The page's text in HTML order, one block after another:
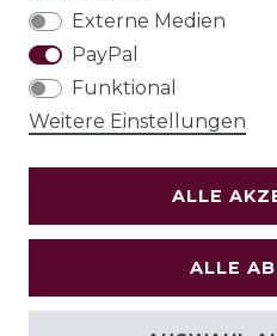
Externe Medien
PayPal
Funktional
Weitere Einstellungen
ALLE
ALLE